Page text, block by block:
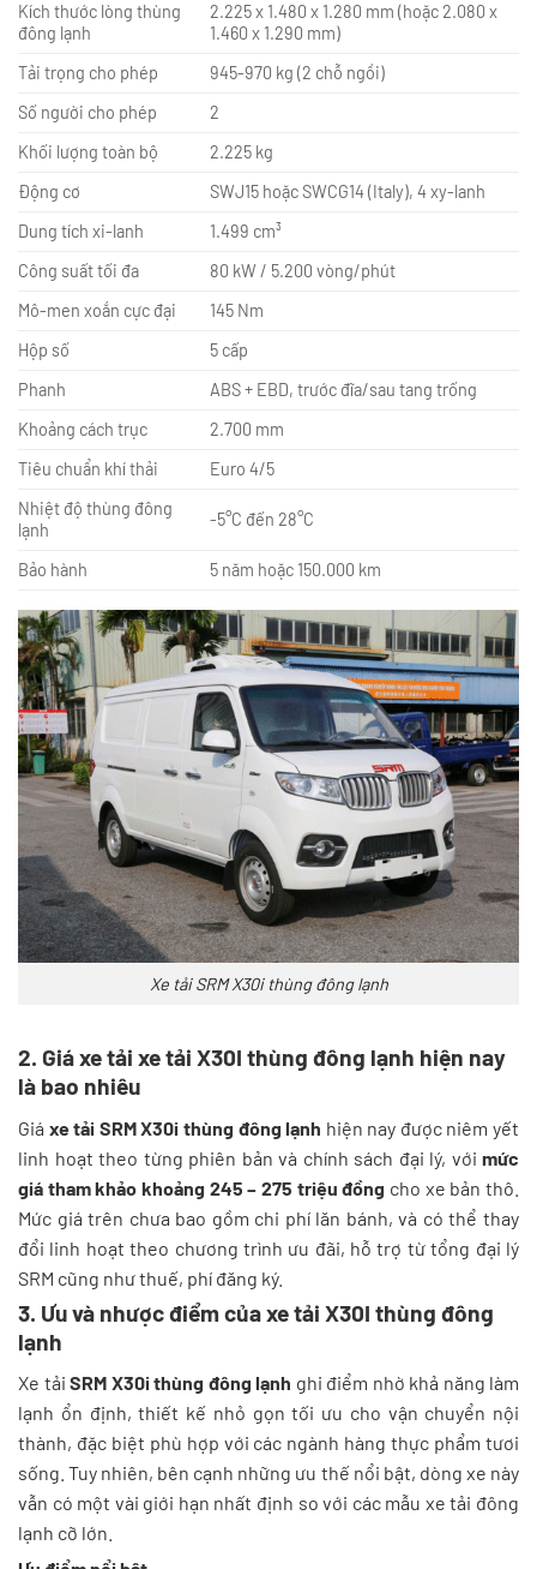
Kích thước lòng thùng
đông lạnh
2.225 x 1.480 x 1.280 mm (hoặc 2.080 x
1.460 x 1.290 mm)
Tải trọng cho phép
945-970 kg (2 chỗ ngồi)
Số người cho phép
2
Khối lượng toàn bộ
2.225 kg
Động cơ
SWJ15 hoặc SWCG14 (Italy), 4 xy-lanh
Dung tích xi-lanh
1.499 cm³
Công suất tối đa
80 kW / 5.200 vòng/phút
Mô-men xoắn cực đại
145 Nm
Hộp số
5 cấp
Phanh
ABS + EBD, trước đĩa/sau tang trống
Khoảng cách trục
2.700 mm
Tiêu chuẩn khí thải
Euro 4/5
Nhiệt độ thùng đông
lạnh
-5°C đến 28°C
Bảo hành 5 năm hoặc 150.000 km
Xe tải SRM X30i thùng đông lạnh
2. Giá xe tải xe tải X30I thùng đông lạnh hiện nay
là bao nhiêu
Giá xe tải SRM X30i thùng đông lạnh hiện nay được niêm yết
linh hoạt theo từng phiên bản và chính sách đại lý, với mức
giá tham khảo khoảng 245 – 275 triệu đồng cho xe bản thô.
Mức giá trên chưa bao gồm chi phí lăn bánh, và có thể thay
đổi linh hoạt theo chương trình ưu đãi, hỗ trợ từ tổng đại lý
SRM cũng như thuế, phí đăng ký.
3. Ưu và nhược điểm của xe tải X30I thùng đông
lạnh
Xe tải SRM X30i thùng đông lạnh ghi điểm nhờ khả năng làm
lạnh ổn định, thiết kế nhỏ gọn tối ưu cho vận chuyển nội
thành, đặc biệt phù hợp với các ngành hàng thực phẩm tươi
sống. Tuy nhiên, bên cạnh những ưu thế nổi bật, dòng xe này
vẫn có một vài giới hạn nhất định so với các mẫu xe tải đông
lạnh cỡ lớn.